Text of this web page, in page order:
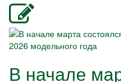
В начале